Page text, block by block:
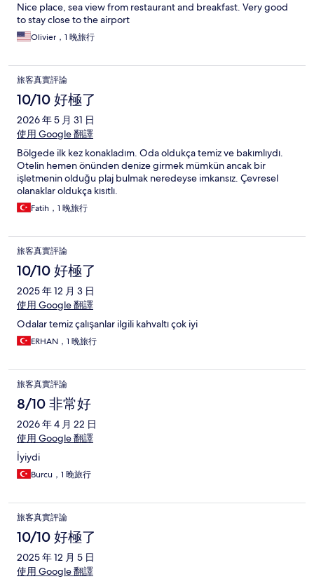
Nice place, sea view from restaurant and breakfast. Very good
to stay close to the airport
Olivier，1 晚旅行
旅客真實評論
10/10 好極了
2026 年 5 月 31 日
使用 Google 翻譯
Bölgede ilk kez konakladım. Oda oldukça temiz ve bakımlıydı.
Otelin hemen önünden denize girmek mümkün ancak bir
işletmenin olduğu plaj bulmak neredeyse imkansız. Çevresel
olanaklar oldukça kısıtlı.
Fatih，1 晚旅行
旅客真實評論
10/10 好極了
2025 年 12 月 3 日
使用 Google 翻譯
Odalar temiz çalışanlar ilgili kahvaltı çok iyi
ERHAN，1 晚旅行
旅客真實評論
8/10 非常好
2026 年 4 月 22 日
使用 Google 翻譯
İyiydi
Burcu，1 晚旅行
旅客真實評論
10/10 好極了
2025 年 12 月 5 日
使用 Google 翻譯